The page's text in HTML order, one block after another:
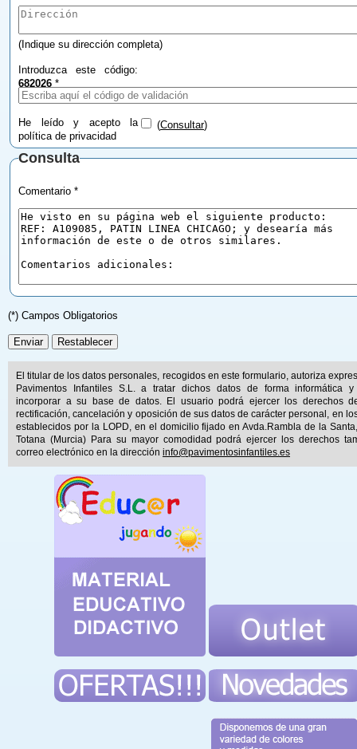
(Indique su dirección completa)
Introduzca este código:
682026 *
He leído y acepto la
política de privacidad
(Consultar)
Consulta
Comentario *
(*) Campos Obligatorios
El titular de los datos personales, recogidos en este formulario, autoriza
Pavimentos Infantiles S.L. a tratar dichos datos de forma informática y
incorporar a su base de datos. El usuario podrá ejercer los derechos
rectificación, cancelación y oposición de sus datos de carácter personal, en
establecidos por la LOPD, en el domicilio fijado en Avda.Rambla de la
Totana (Murcia) Para su mayor comodidad podrá ejercer los derechos
correo electrónico en la dirección info@pavimentosinfantiles.es